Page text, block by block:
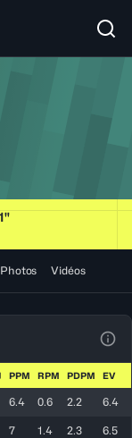
Photos Vidéos
PPM RPM PDPM EV
6.4 0.6 2.2 6.4
7 1.4 2.3 6.5